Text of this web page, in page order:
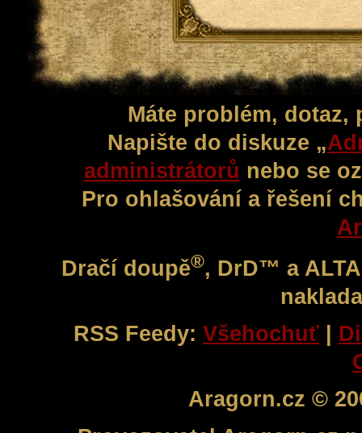
Máte problém,
Napište do diskuze „
administrátorů nebo se
Pro ohlašování a řešení
Dračí doupě®, DrD™ a
RSS Feedy: Všehochuť |
Aragorn.cz ©